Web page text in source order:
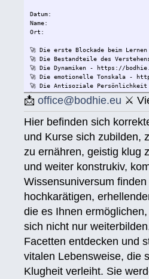
Datum:
Name:
Ort:
🚀 Die erste Blockade beim
🚀 Die Bestandteile des
🚀 Die Dynamiken - https://
🚀 Die emotionelle Tonskala -
🚀 Die Antisoziale
🚀 Die Lösung für Konflikte -
🚀 Lösungen für eine
🚀 Ethik unjd die Zustände -
🚀 Integrität und Ehrlichkeit -
Wie Sie jemandem helfen
🚀 Werkzeuge für den
🚀 Die Ehe - https://bodhie.eu/
🚀 Kinder - https://bodhie.eu/
🚀 Grundlagen des Organisieren
🚀 Public Relations - https://
🚀 Planziele und Ziele- https://
🚀 Kommunikation - https://
Name (BlockBuchStaben)/eMail
📩office@bodhie.eu ⚔
Hier befinden sich
und Kurse sich zubilden,
zu ernähren, geistig klug
und weiter konstrukiv,
Wissensuniversum
hochkarätigen,
die es Ihnen
sich nicht nur
Facetten entdecken und
vitalen Lebensweise, die
Klugheit verleiht. Sie